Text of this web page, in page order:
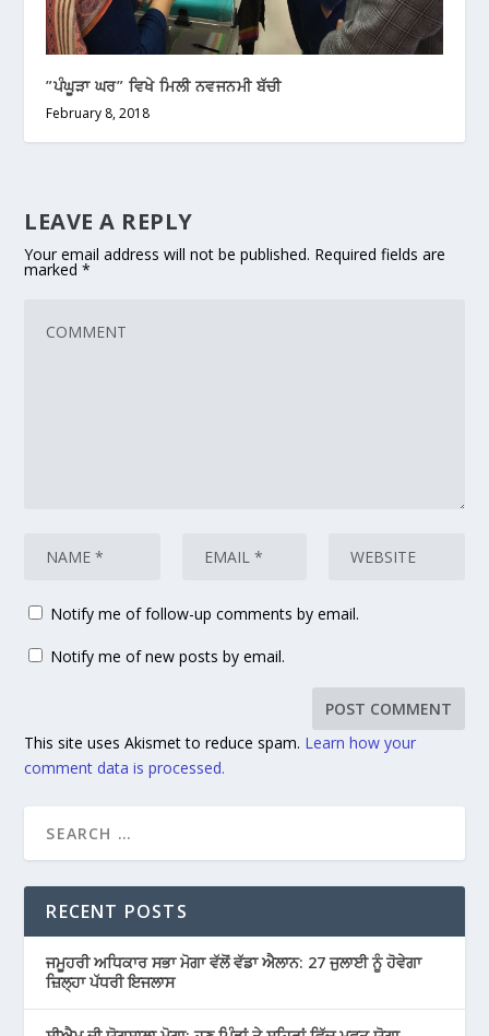
”ਪੰਘੂੜਾ ਘਰ” ਵਿਖੇ ਮਿਲੀ ਨਵਜਨਮੀ ਬੱਚੀ
February 8, 2018
LEAVE A REPLY
Your email address will not be published. Required fields are
marked*
Notify me of follow-up comments by email.
Notify me of new posts by email.
This site uses Akismet to reduce spam. Learn how your
comment data is processed.
RECENT POSTS
ਜਮੂਹਰੀ ਅਧਿਕਾਰ ਸਭਾ ਮੋਗਾ ਵੱਲੋਂ ਵੱਡਾ ਐਲਾਨ: 27 ਜੁਲਾਈ ਨੂੰ ਹੋਵੇਗਾ
ਜ਼ਿਲ੍ਹਾ ਪੱਧਰੀ ਇਜਲਾਸ